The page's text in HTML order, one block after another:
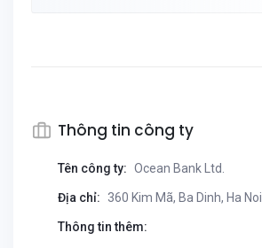
Thông tin công ty
Tên công ty: Ocean Bank Ltd.
Địa chỉ: 360 Kim Mã, Ba Dinh, Ha Noi
Thông tin thêm: